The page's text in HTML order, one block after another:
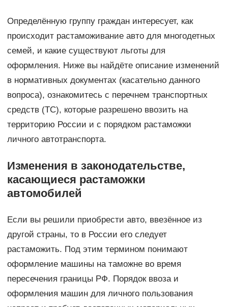
Определённую группу граждан интересует, как
происходит растаможивание авто для многодетных
семей, и какие существуют льготы для
оформления. Ниже вы найдёте описание изменений
в нормативных документах (касательно данного
вопроса), ознакомитесь с перечнем транспортных
средств (ТС), которые разрешено ввозить на
территорию России и с порядком растаможки
личного автотранспорта.
Изменения в законодательстве,
касающиеся растаможки
автомобилей
Если вы решили приобрести авто, ввезённое из
другой страны, то в России его следует
растаможить. Под этим термином понимают
оформление машины на таможне во время
пересечения границы РФ. Порядок ввоза и
оформления машин для личного пользования